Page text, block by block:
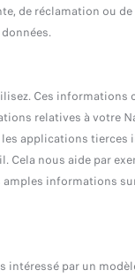
de réclamation ou
Ces informations
relatives à votre
applications
Cela nous aide par
informations
par un